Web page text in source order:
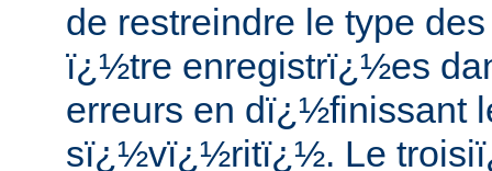
de restreindre le type
ï¿½tre enregistrï¿½es
erreurs en dï¿½finissant
sï¿½vï¿½ritï¿½. Le